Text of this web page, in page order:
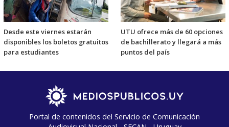
Desde este viernes estarán
disponibles los boletos gratuitos
para estudiantes
UTU ofrece más de 60 opciones
de bachillerato y llegará a más
puntos del país
Portal de contenidos del Servicio de Comunicación